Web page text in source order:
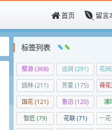
首页 留言
标签列表
樱源(368) 远涧 (291) 花
园林(211) 芳夏 (175) 荷
国花(121) 鲁迅(120) 浦
智匠 (79) 花联(71) 一